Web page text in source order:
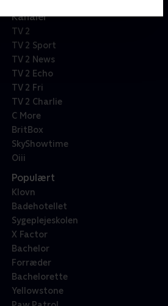
Kanaler
TV 2
TV 2 Sport
TV 2 News
TV 2 Echo
TV 2 Fri
TV 2 Charlie
C More
BritBox
SkyShowtime
Oiii
Populært
Klovn
Badehotellet
Sygeplejeskolen
X Factor
Bachelor
Forræder
Bachelorette
Yellowstone